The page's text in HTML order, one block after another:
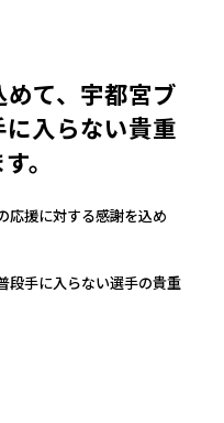
て、宇都宮ブ
入らない貴重
。
応援に対する感謝を込め
段手に入らない選手の貴重